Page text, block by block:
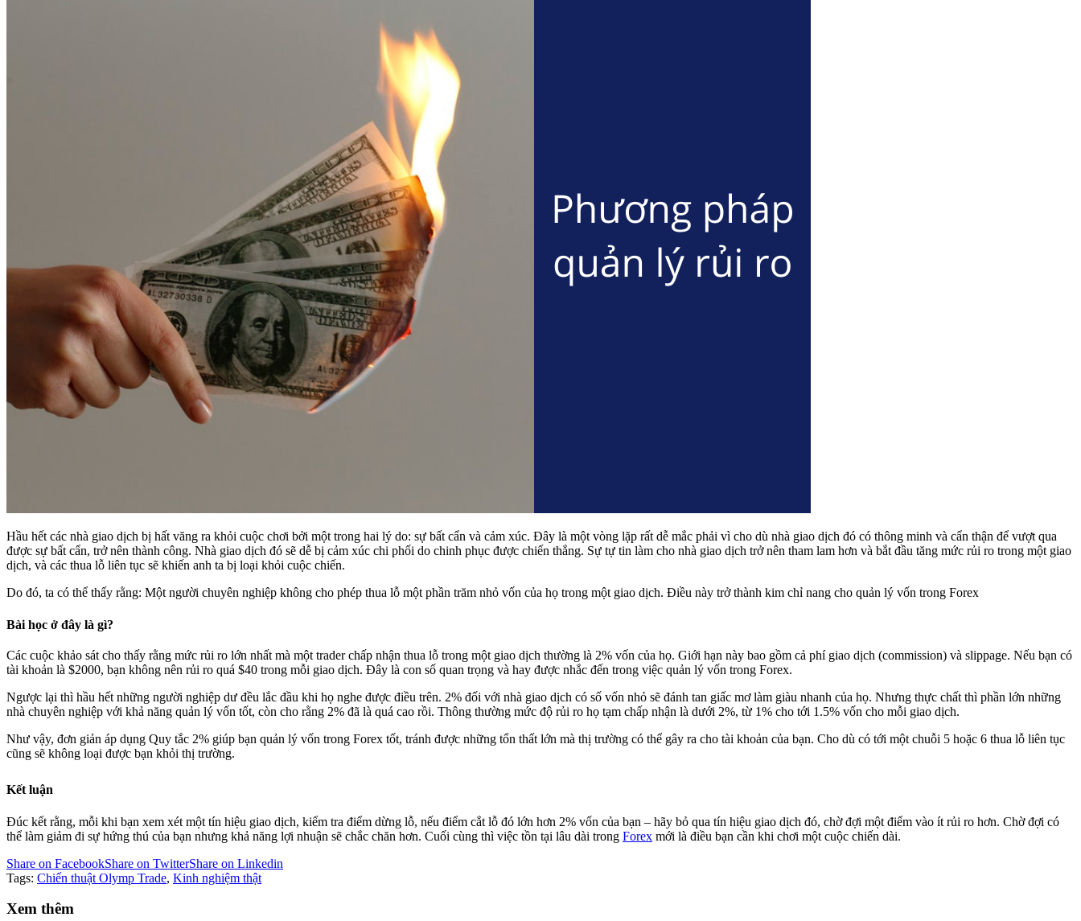
Hầu hết các nhà giao dịch bị hất văng ra khỏi cuộc chơi bởi một trong hai lý do: sự bất cẩn và cảm xúc. Đây là một vòng lặp rất dễ mắc phải vì cho dù nhà giao dịch đó có thông minh và cẩn thận để vượt qua
được sự bất cẩn, trở nên thành công. Nhà giao dịch đó sẽ dễ bị cảm xúc chi phối do chinh phục được chiến thắng. Sự tự tin làm cho nhà giao dịch trở nên tham lam hơn và bắt đầu tăng mức rủi ro trong một giao
dịch, và các thua lỗ liên tục sẽ khiến anh ta bị loại khỏi cuộc chiến.
Do đó, ta có thể thấy rằng: Một người chuyên nghiệp không cho phép thua lỗ một phần trăm nhỏ vốn của họ trong một giao dịch. Điều này trở thành kim chỉ nang cho quản lý vốn trong Forex
Bài học ở đây là gì?
Các cuộc khảo sát cho thấy rằng mức rủi ro lớn nhất mà một trader chấp nhận thua lỗ trong một giao dịch thường là 2% vốn của họ. Giới hạn này bao gồm cả phí giao dịch (commission) và slippage. Nếu bạn có
tài khoản là $2000, bạn không nên rủi ro quá $40 trong mỗi giao dịch. Đây là con số quan trọng và hay được nhắc đến trong việc quản lý vốn trong Forex.
Ngược lại thì hầu hết những người nghiệp dư đều lắc đầu khi họ nghe được điều trên. 2% đối với nhà giao dịch có số vốn nhỏ sẽ đánh tan giấc mơ làm giàu nhanh của họ. Nhưng thực chất thì phần lớn những
nhà chuyên nghiệp với khả năng quản lý vốn tốt, còn cho rằng 2% đã là quá cao rồi. Thông thường mức độ rủi ro họ tạm chấp nhận là dưới 2%, từ 1% cho tới 1.5% vốn cho mỗi giao dịch.
Như vậy, đơn giản áp dụng Quy tắc 2% giúp bạn quản lý vốn trong Forex tốt, tránh được những tổn thất lớn mà thị trường có thể gây ra cho tài khoản của bạn. Cho dù có tới một chuỗi 5 hoặc 6 thua lỗ liên tục
cũng sẽ không loại được bạn khỏi thị trường.
Kết luận
Đúc kết rằng, mỗi khi bạn xem xét một tín hiệu giao dịch, kiểm tra điểm dừng lỗ, nếu điểm cắt lỗ đó lớn hơn 2% vốn của bạn – hãy bỏ qua tín hiệu giao dịch đó, chờ đợi một điểm vào ít rủi ro hơn. Chờ đợi có
thể làm giảm đi sự hứng thú của bạn nhưng khả năng lợi nhuận sẽ chắc chăn hơn. Cuối cùng thì việc tồn tại lâu dài trong Forex mới là điều bạn cần khi chơi một cuộc chiến dài.
Share on FacebookShare on TwitterShare on Linkedin
Tags: Chiến thuật Olymp Trade, Kinh nghiệm thật
Xem thêm